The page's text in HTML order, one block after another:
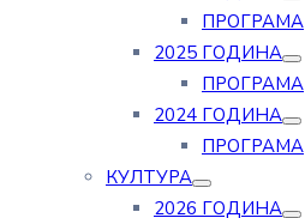
ПРОГРАМА
2025 ГОДИНА
ПРОГРАМА
2024 ГОДИНА
ПРОГРАМА
КУЛТУРА
2026 ГОДИНА